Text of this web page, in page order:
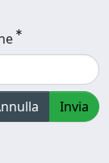
Invia